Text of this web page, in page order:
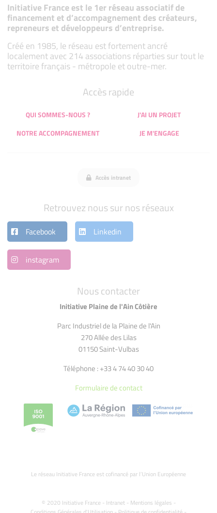
Initiative France est le 1er réseau associatif de
financement et d’accompagnement des créateurs,
repreneurs et développeurs d’entreprise.
Créé en 1985, le réseau est fortement ancré
localement avec 214 associations réparties sur tout le
territoire français - métropole et outre-mer.
Nous contacter
Initiative Plaine de l'Ain Côtière
Parc Industriel de la Plaine de l'Ain
270 Allée des Lilas
01150 Saint-Vulbas
Téléphone : +33 4 74 40 30 40
Formulaire de contact
Le réseau Initiative France est cofinancé par l’Union Européenne
© 2020 Initiative France - Intranet- Mentions légales -
Accès rapide
QUI SOMMES-NOUS ?
J'AI UN PROJET
NOTRE ACCOMPAGNEMENT
JE M'ENGAGE
Accès intranet
Retrouvez nous sur nos réseaux
Facebook Linkedin
instagram